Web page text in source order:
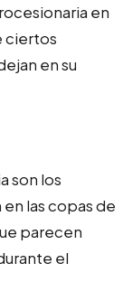
en
ciertos
en su
son los
las copas de
parecen
el